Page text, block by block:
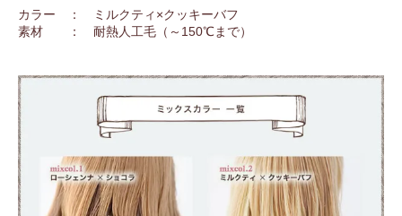
カラー ： ミルクティ×クッキーバフ
素材 ： 耐熱人工毛（～150℃まで）